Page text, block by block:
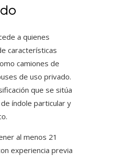
a quienes
características
camiones de
de uso privado.
que se sitúa
índole particular y
al menos 21
experiencia previa